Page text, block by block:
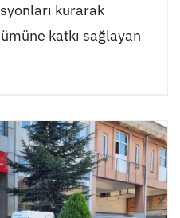
kurarak
katkı sağlayan